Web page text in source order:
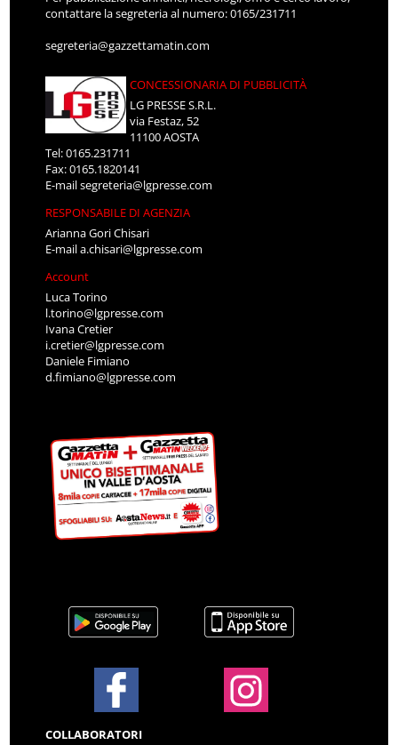
contattare la segreteria al numero: 0165/231711
segreteria@gazzettamatin.com
CONCESSIONARIA DI PUBBLICITÀ
LG PRESSE S.R.L.
via Festaz, 52
11100 AOSTA
Tel: 0165.231711
Fax: 0165.1820141
E-mailsegreteria@lgpresse.com
RESPONSABILE DI AGENZIA
Arianna Gori Chisari
E-maila.chisari@lgpresse.com
Account
Luca Torino
l.torino@lgpresse.com
Ivana Cretier
i.cretier@lgpresse.com
Daniele Fimiano
d.fimiano@lgpresse.com
COLLABORATORI